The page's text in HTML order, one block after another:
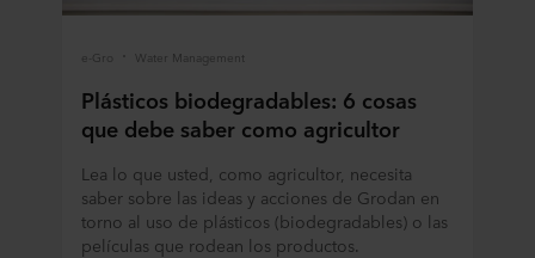
e-Gro Water Management
Plásticos biodegradables: 6 cosas
que debe saber como agricultor
Lea lo que usted, como agricultor, necesita
saber sobre las ideas y acciones de Grodan en
torno al uso de plásticos (biodegradables) o las
películas que rodean los productos.